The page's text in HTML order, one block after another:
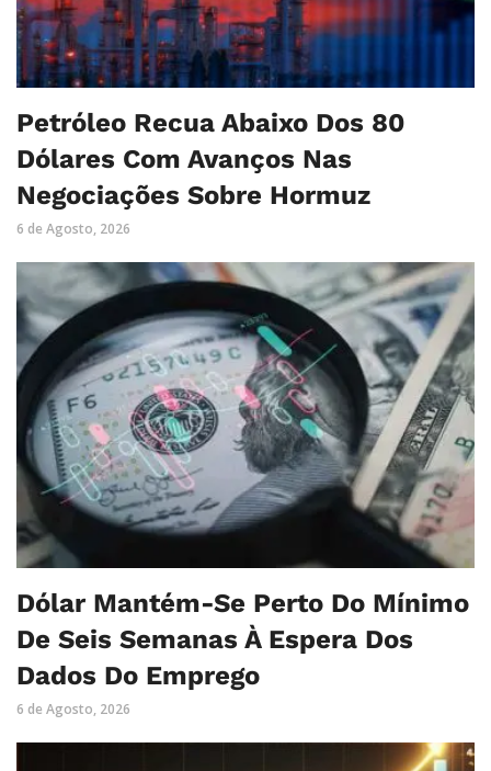
Petróleo Recua Abaixo Dos 80
Dólares Com Avanços Nas
Negociações Sobre Hormuz
6 de Agosto, 2026
Dólar Mantém-Se Perto Do Mínimo
De Seis Semanas À Espera Dos
Dados Do Emprego
6 de Agosto, 2026